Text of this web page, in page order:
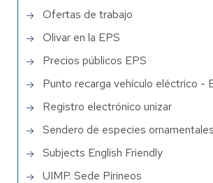
Ofertas de trabajo
Olivar en la EPS
Precios públicos EPS
Punto recarga vehículo eléctrico -
Registro electrónico unizar
Sendero de especies
Subjects English Friendly
UIMP. Sede Pirineos